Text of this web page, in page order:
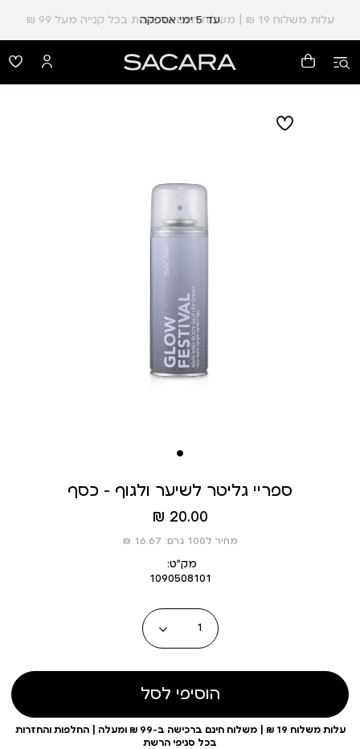
עלות משלוח 19 ₪ | משלוח חינם עד הבית בכל קנייה מעל 99 ₪ עד 5 ימי אספקה
ספריי גליטר לשיער ולגוף – כסף
מחיר
מוצר
20.00 ₪
מחיר ל100 גרם: 16.67 ₪
מק״ט:
1090508101
כמות
הוסיפי לסל
עלות משלוח 19 ₪ | משלוח חינם ברכישה ב-99 ₪ ומעלה | החלפות והחזרות
בכל סניפי הרשת